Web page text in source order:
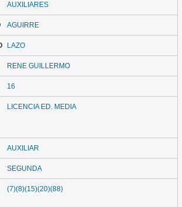
AUXILIARES
AGUIRRE
LAZO
RENE GUILLERMO
16
LICENCIA ED. MEDIA
AUXILIAR
SEGUNDA
(7)(8)(15)(20)(88)